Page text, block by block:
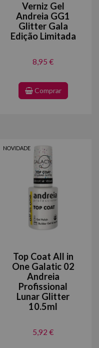
Verniz Gel
Andreia GG1
Glitter Gala
Edição Limitada
8,95 €
Comprar
NOVIDADE
Top Coat All in
One Galatic 02
Andreia
Profissional
Lunar Glitter
10.5ml
5,92 €